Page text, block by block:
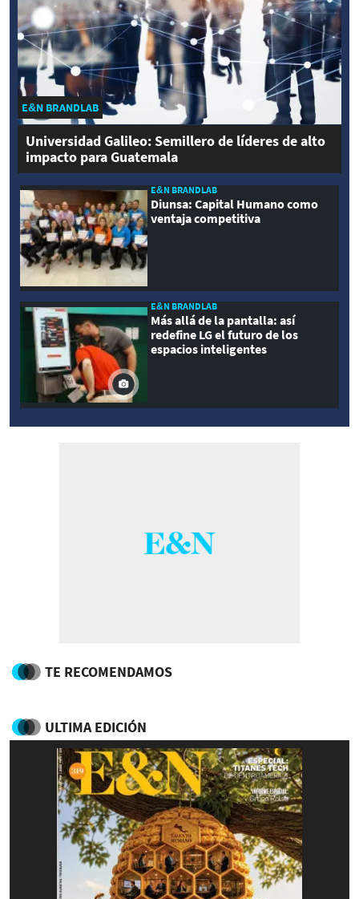
E&N BRANDLAB
Universidad Galileo: Semillero de líderes de alto
impacto para Guatemala
E&N BRANDLAB
Diunsa: Capital Humano como
ventaja competitiva
E&N BRANDLAB
Más allá de la pantalla: así
redefine LG el futuro de los
espacios inteligentes
TE RECOMENDAMOS
ULTIMA EDICIÓN